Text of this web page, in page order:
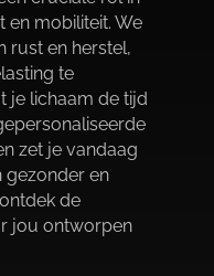
en mobiliteit.​ We
rust en herstel,
te
je lichaam de tijd
zet je vandaag
gezonder en
de
jou ontworpen